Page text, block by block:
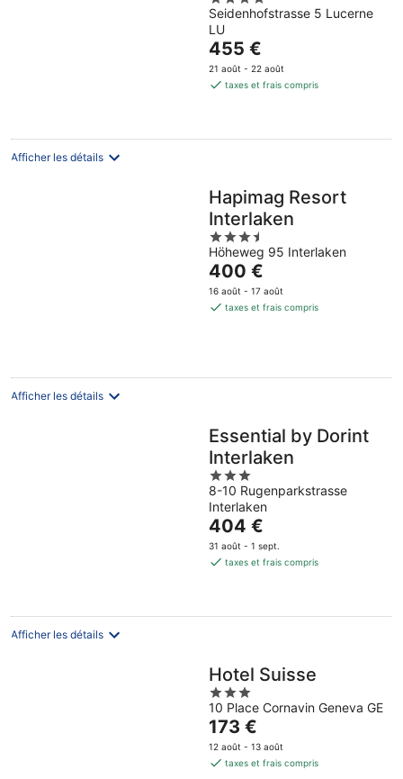
out
of
5
Seidenhofstrasse 5 Lucerne
LU
Le
prix
est
par
455 €
21 août - 22 août
taxes et frais compris
Afficher les détails
Hapimag Resort
Interlaken
3.5
out
of
5
Höheweg 95 Interlaken
Le
prix
est
nuit
400 €
16 août - 17 août
taxes et frais compris
Afficher les détails
Essential by Dorint
Interlaken
3
out
of
5
8-10 Rugenparkstrasse
Interlaken
Le
prix
est
par
404 €
31 août - 1 sept.
taxes et frais compris
Afficher les détails
Hotel Suisse
3
out
of
5
10 Place Cornavin Geneva GE
Le
prix
est
173 €
12 août - 13 août
taxes et frais compris